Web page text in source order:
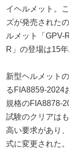
イヘルメット。
ズが発売された
ルメット「GPV-
R」の登場は15年
新型ヘルメット
るFIA8859-2024
規格のFIA8878-
試験のクリアは
高い要求があり
式に変更された。